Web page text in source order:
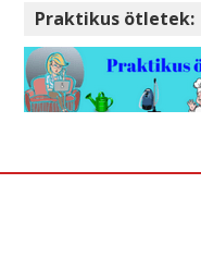
Praktikus ötletek: